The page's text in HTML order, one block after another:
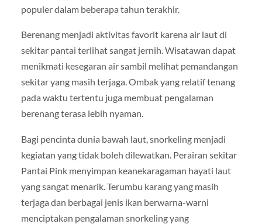
populer dalam beberapa tahun terakhir.
Berenang menjadi aktivitas favorit karena air laut di
sekitar pantai terlihat sangat jernih. Wisatawan dapat
menikmati kesegaran air sambil melihat pemandangan
sekitar yang masih terjaga. Ombak yang relatif tenang
pada waktu tertentu juga membuat pengalaman
berenang terasa lebih nyaman.
Bagi pencinta dunia bawah laut, snorkeling menjadi
kegiatan yang tidak boleh dilewatkan. Perairan sekitar
Pantai Pink menyimpan keanekaragaman hayati laut
yang sangat menarik. Terumbu karang yang masih
terjaga dan berbagai jenis ikan berwarna-warni
menciptakan pengalaman snorkeling yang